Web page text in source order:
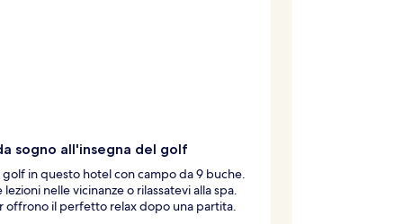
sogno all'insegna del golf
golf in questo hotel con campo da 9 buche.
nelle vicinanze o rilassatevi alla spa.
offrono il perfetto relax dopo una partita.